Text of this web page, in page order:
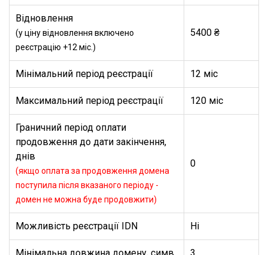
Відновлення
(у ціну відновлення включено
реєстрацію +12 міс.)
5400 ₴
Мінімальний період реєстрації 12 міс
Максимальний період реєстрації 120 міс
Граничний період оплати
продовження до дати закінчення,
днів
(якщо оплата за продовження домена
поступила після вказаного періоду -
домен не можна буде продовжити)
0
Можливість реєстрації IDN Ні